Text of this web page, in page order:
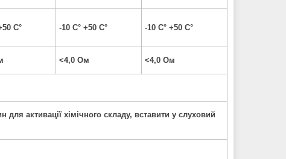
C° -10 C° +50 C° -10 C° +50 C°
<4,0 Ом <4,0 Ом
для активації хімічного складу, вставити у слуховий